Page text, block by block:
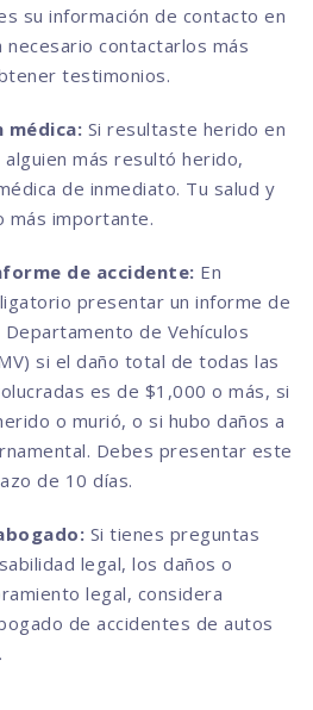
su información de contacto en
necesario contactarlos más
testimonios.
médica: Si resultaste herido en
más resultó herido,
de inmediato. Tu salud y
más importante.
de accidente: En
presentar un informe de
de Vehículos
si el daño total de todas las
es de $1,000 o más, si
o murió, o si hubo daños a
Debes presentar este
de 10 días.
Si tienes preguntas
legal, los daños o
legal, considera
de accidentes de autos